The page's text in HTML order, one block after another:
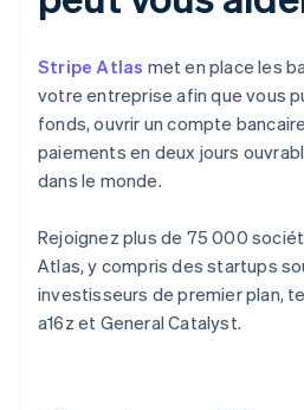
Stripe Atlas met en place les
votre entreprise afin que vous
fonds, ouvrir un compte
paiements en deux jours
dans le monde.
Rejoignez plus de 75 000
Atlas, y compris des startups
investisseurs de premier plan,
a16z et General Catalyst.